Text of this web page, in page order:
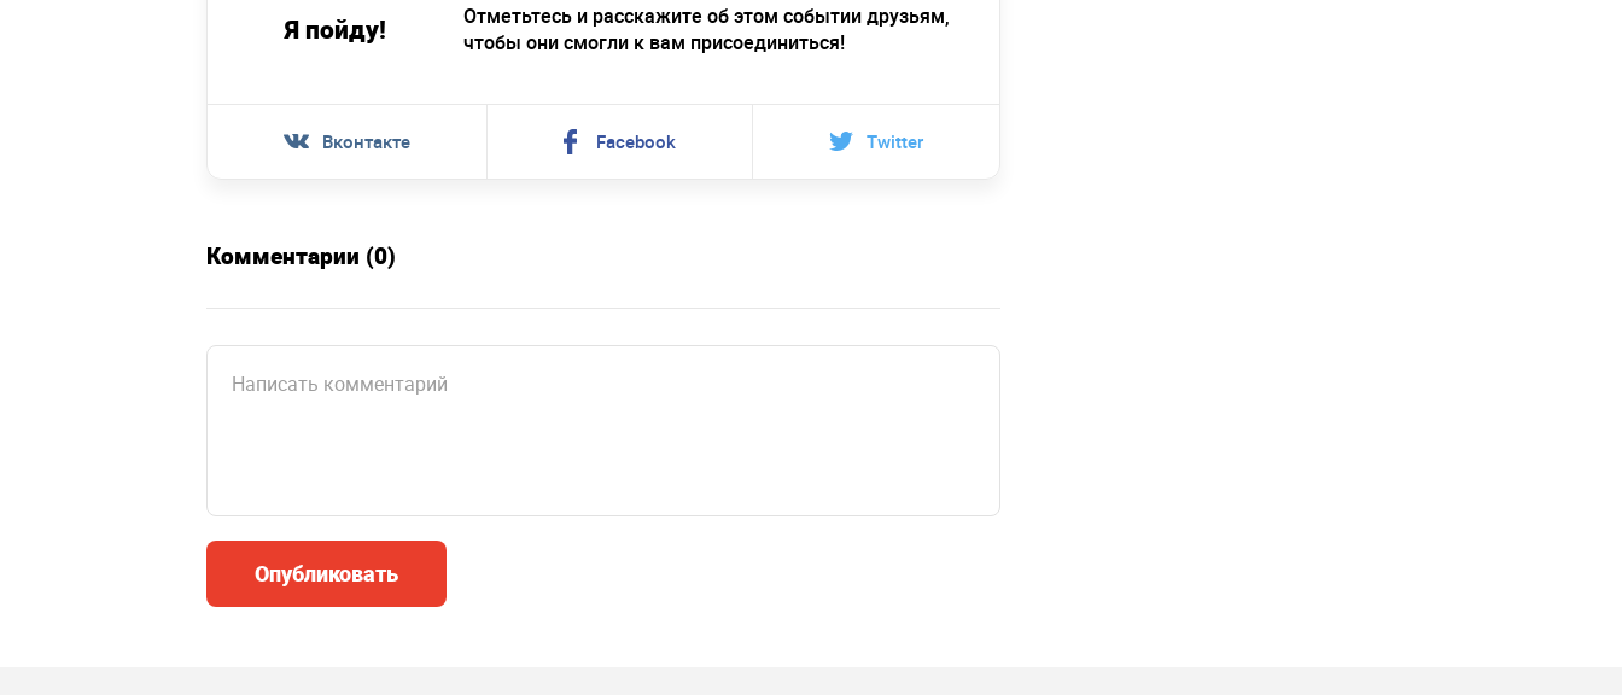
Я пойду!
Отметьтесь и расскажите об этом событии друзьям,
чтобы они смогли к вам присоединиться!
Вконтакте Facebook Twitter
Комментарии (0)
Опубликовать